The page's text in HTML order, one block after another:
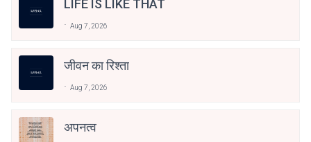
LIFE IS LIKE THAT
Aug 7, 2026
जीवन का रिश्ता
Aug 7, 2026
अपनत्व